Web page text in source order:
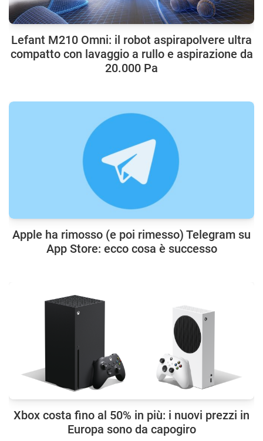
Lefant M210 Omni: il robot aspirapolvere ultra
compatto con lavaggio a rullo e aspirazione da
20.000 Pa
Apple ha rimosso (e poi rimesso) Telegram su
App Store: ecco cosa è successo
Xbox costa fino al 50% in più: i nuovi prezzi in
Europa sono da capogiro